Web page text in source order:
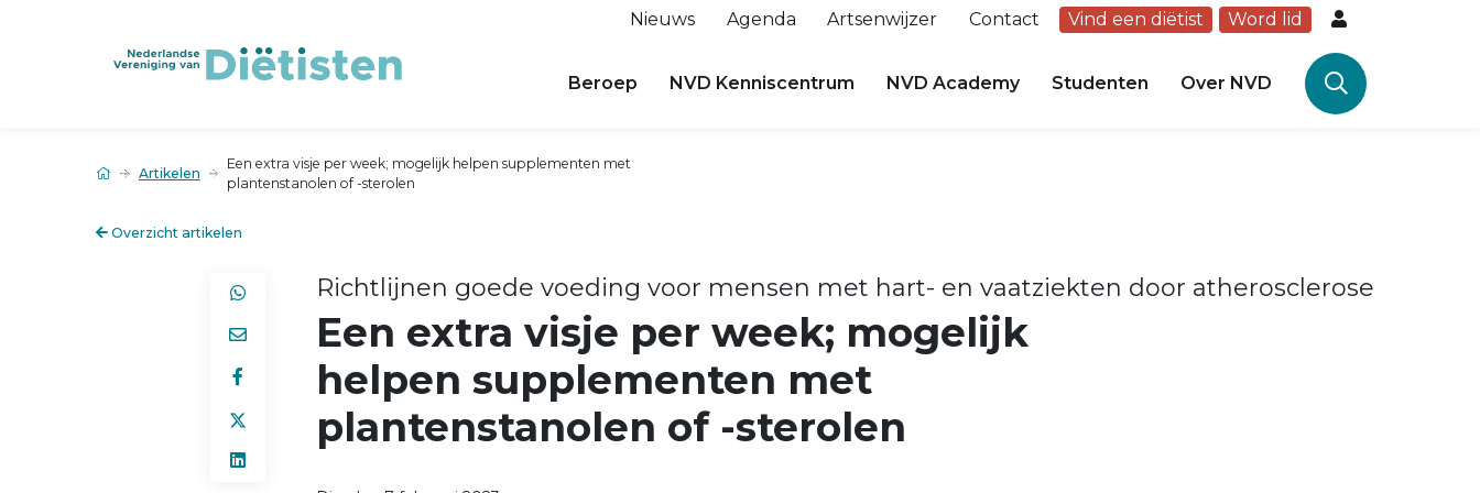
Nieuws Agenda Artsenwijzer Contact Vind een diëtist Word lid
Beroep NVD Kenniscentrum NVD Academy Studenten Over NVD
Artikelen
Een extra visje per week; mogelijk helpen supplementen met
plantenstanolen of -sterolen
Overzicht artikelen
Richtlijnen goede voeding voor mensen met hart- en vaatziekten door atherosclerose
Een extra visje per week; mogelijk
helpen supplementen met
plantenstanolen of -sterolen